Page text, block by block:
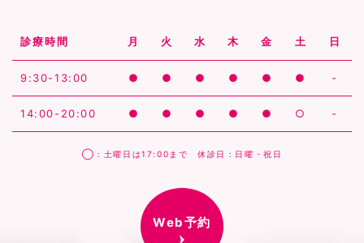
診療時間 月 火 水 木 金 土 日
9:30-13:00 ● ● ● ● ● ● -
14:00-20:00 ● ● ● ● ● ○ -
◯：土曜日は17:00まで 休診日：日曜・祝日
Web予約